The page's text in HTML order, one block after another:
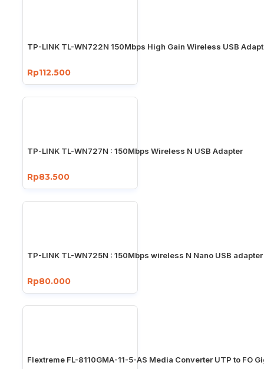
TP-LINK TL-WN722N 150Mbps High Gain Wireless USB
Rp112.500
TP-LINK TL-WN727N : 150Mbps Wireless N USB Adapter
Rp83.500
TP-LINK TL-WN725N : 150Mbps wireless N Nano USB adapter
Rp80.000
Flextreme FL-8110GMA-11-5-AS Media Converter UTP to FO